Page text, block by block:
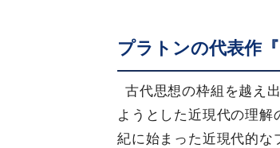
プラトンの代表作
古代思想の枠組を越え
ようとした近現代の理
紀に始まった近現代的な